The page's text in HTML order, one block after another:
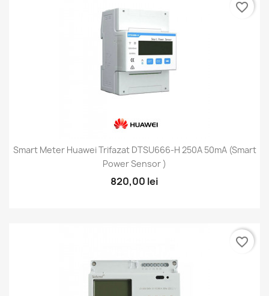
Smart Meter Huawei Trifazat DTSU666-H 250A 50mA (Smart
Power Sensor )
820,00 lei
favorite_border
favorite_border